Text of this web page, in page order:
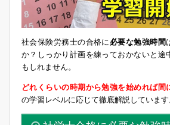
社会保険労務士の合格に 必要な勉強時間
か？しっかり計画を練っておかないと途
もしれません。
どれくらいの時期から勉強を始めれば間
の学習レベルに応じて徹底解説しています